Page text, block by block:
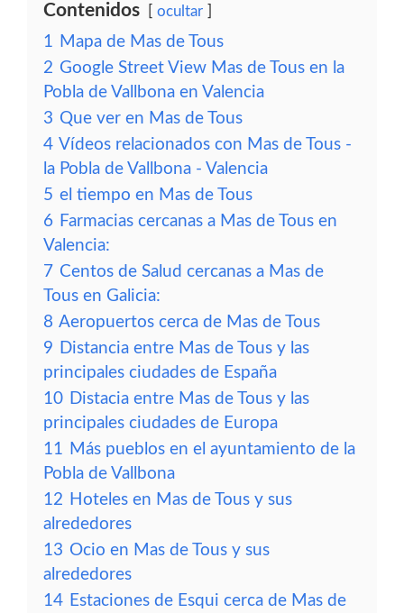
Contenidos ocultar
1 Mapa de Mas de Tous
2 Google Street View Mas de Tous en la
Pobla de Vallbona en Valencia
3 Que ver en Mas de Tous
4 Vídeos relacionados con Mas de Tous -
la Pobla de Vallbona - Valencia
5 el tiempo en Mas de Tous
6 Farmacias cercanas a Mas de Tous en
Valencia:
7 Centos de Salud cercanas a Mas de
Tous en Galicia:
8 Aeropuertos cerca de Mas de Tous
9 Distancia entre Mas de Tous y las
principales ciudades de España
10 Distacia entre Mas de Tous y las
principales ciudades de Europa
11 Más pueblos en el ayuntamiento de la
Pobla de Vallbona
12 Hoteles en Mas de Tous y sus
alrededores
13 Ocio en Mas de Tous y sus
alrededores
14 Estaciones de Esqui cerca de Mas de